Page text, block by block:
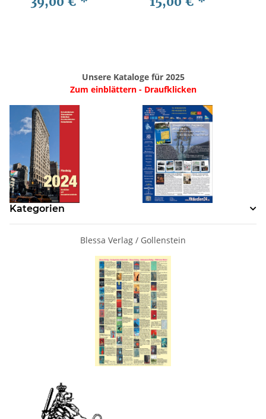
Außenlagers Burgau
Unsere Kataloge für 2025
Zum einblättern - Draufklicken
Kategorien
Blessa Verlag / Gollenstein